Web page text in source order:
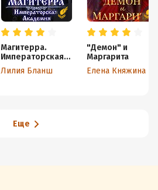
Магитерра.
Императорская
Академия
Лилия Бланш
"Демон" и
Маргарита
Елена Княжина
Еще